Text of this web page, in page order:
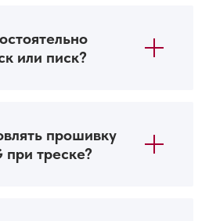
или писк?
прошивку
при треске?